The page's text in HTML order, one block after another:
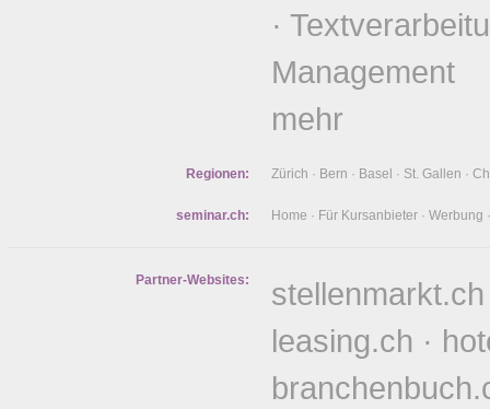
·
Management
mehr
Regionen: Zürich · Bern · Basel · St. Gallen ·
seminar.ch: Home · Für Kursanbieter · Werbung
Partner-Websites: stellenmarkt.ch
leasing.ch ·